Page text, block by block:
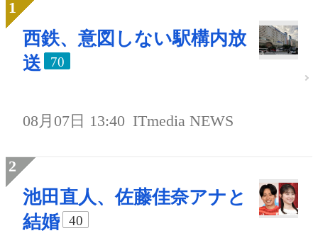
西鉄、意図しない駅構内放
送
70
08月07日 13:40 ITmedia NEWS
池田直人、佐藤佳奈アナと
結婚
40